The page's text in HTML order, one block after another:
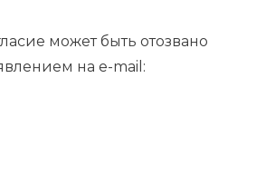
может быть отозвано
на e-mail: